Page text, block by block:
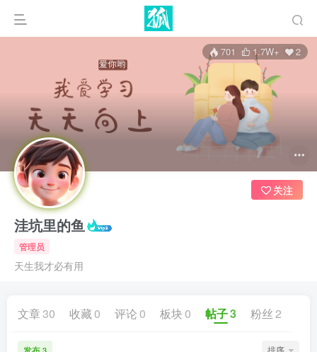
701 1.7W+ 2
洼坑里的鱼
管理员
天生我才必有用
关注
文章30 收藏 0 评论 0 板块 0 帖子3 粉丝 2